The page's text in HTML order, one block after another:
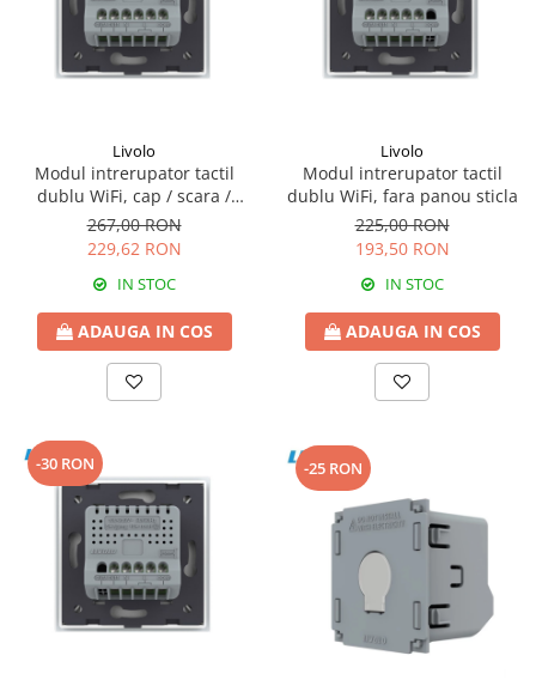
Livolo
Modul intrerupator tactil
dublu WiFi, cap / scara /
cruce, fara panou sticla
267,00 RON
229,62 RON
IN STOC
ADAUGA IN COS
Livolo
Modul intrerupator tactil
dublu WiFi, fara panou sticla
225,00 RON
193,50 RON
IN STOC
ADAUGA IN COS
-30 RON -25 RON